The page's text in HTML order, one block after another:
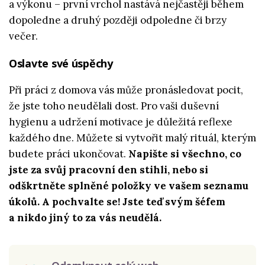
a výkonu – první vrchol nastává nejčastěji během
dopoledne a druhý později odpoledne či brzy
večer.
Oslavte své úspěchy
Při práci z domova vás může pronásledovat pocit,
že jste toho neudělali dost. Pro vaši duševní
hygienu a udržení motivace je důležitá reflexe
každého dne. Můžete si vytvořit malý rituál, kterým
budete práci ukončovat. Napište si všechno, co
jste za svůj pracovní den stihli, nebo si
odškrtněte splněné položky ve vašem seznamu
úkolů. A pochvalte se! Jste teď svým šéfem
a nikdo jiný to za vás neudělá.